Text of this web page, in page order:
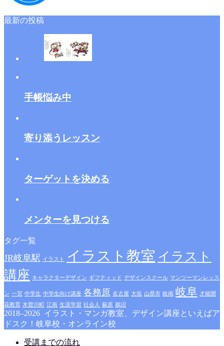
最新の投稿
手帳悩み中
寄り添うレッスン
ターゲットを決める
メンターを見つける
タグ一覧
JR岐阜駅 イラスト イラスト教室 イラスト
講座 キャラクターデザイン ギフティッド デザインスクール マンツーマンレッス
ン 一宮 中学生 中学生向け講座 各務原 名古屋 大垣 山県市 岐南 岐阜 才能開
花教育 木曽川町 江南 生涯学習 社会人 蘇原 鵜沼
2018–2026 イラスト・マンガ教室、デザイン講座といえばア
ドスク！岐阜校・オンライン校
受講までの流れ